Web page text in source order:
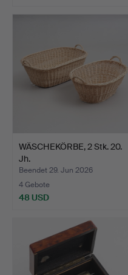
WÄSCHEKÖRBE, 2 Stk. 20.
Jh.
Beendet 29. Jun 2026
4 Gebote
48 USD